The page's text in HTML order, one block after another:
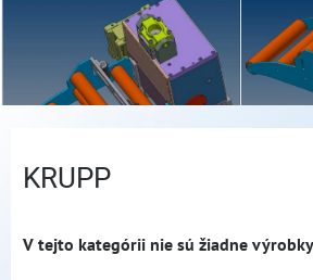
KRUPP